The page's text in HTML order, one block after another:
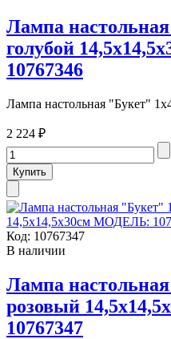
Лампа
голубой
10767346
Лампа настольная "Букет"
2 224 ₽
Код: 10767347
В наличии
Лампа
розовый
10767347